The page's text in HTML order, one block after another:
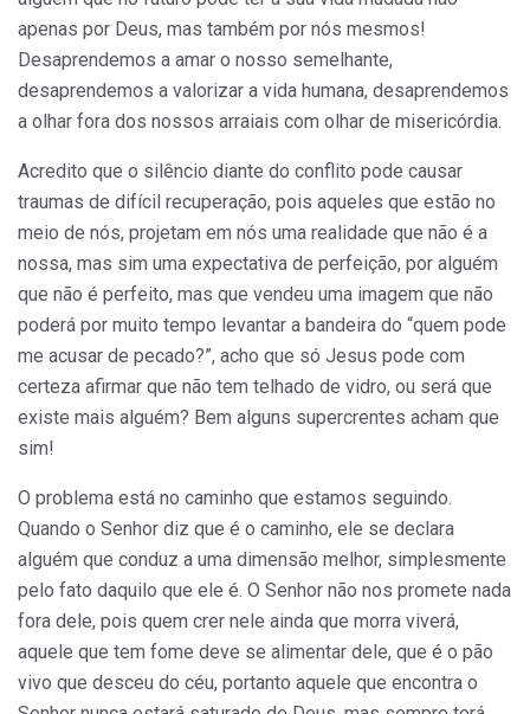
apenas por Deus, mas também por nós mesmos!
Desaprendemos a amar o nosso semelhante,
desaprendemos a valorizar a vida humana, desaprendemos
a olhar fora dos nossos arraiais com olhar de misericórdia.
Acredito que o silêncio diante do conflito pode causar
traumas de difícil recuperação, pois aqueles que estão no
meio de nós, projetam em nós uma realidade que não é a
nossa, mas sim uma expectativa de perfeição, por alguém
que não é perfeito, mas que vendeu uma imagem que não
poderá por muito tempo levantar a bandeira do “quem pode
me acusar de pecado?”, acho que só Jesus pode com
certeza afirmar que não tem telhado de vidro, ou será que
existe mais alguém? Bem alguns supercrentes acham que
sim!
O problema está no caminho que estamos seguindo.
Quando o Senhor diz que é o caminho, ele se declara
alguém que conduz a uma dimensão melhor, simplesmente
pelo fato daquilo que ele é. O Senhor não nos promete nada
fora dele, pois quem crer nele ainda que morra viverá,
aquele que tem fome deve se alimentar dele, que é o pão
vivo que desceu do céu, portanto aquele que encontra o